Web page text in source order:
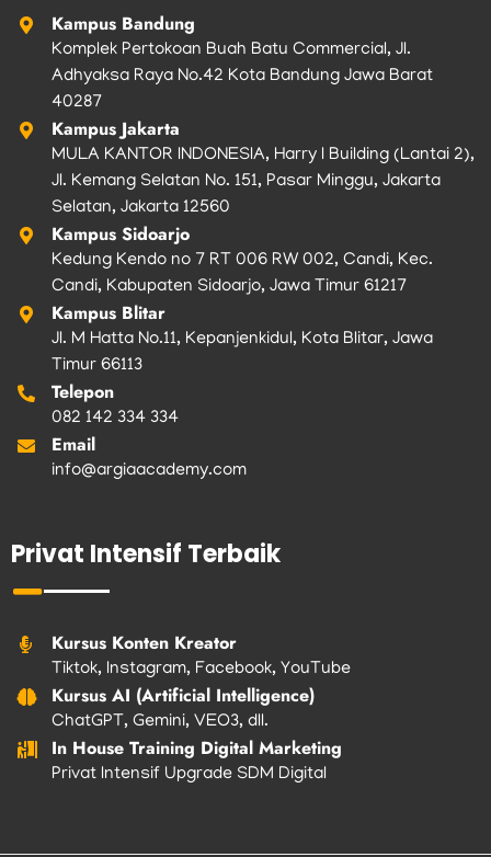
Kampus Bandung
Komplek Pertokoan Buah Batu Commercial, Jl.
Adhyaksa Raya No.42 Kota Bandung Jawa Barat
40287
Kampus Jakarta
MULA KANTOR INDONESIA, Harry I Building (Lantai 2),
Jl. Kemang Selatan No. 151, Pasar Minggu, Jakarta
Selatan, Jakarta 12560
Kampus Sidoarjo
Kedung Kendo no 7 RT 006 RW 002, Candi, Kec.
Candi, Kabupaten Sidoarjo, Jawa Timur 61217
Kampus Blitar
Jl. M Hatta No.11, Kepanjenkidul, Kota Blitar, Jawa
Timur 66113
Telepon
082 142 334 334
Email
info@argiaacademy.com
Privat Intensif Terbaik
Kursus Konten Kreator
Tiktok, Instagram, Facebook, YouTube
Kursus AI (Artificial Intelligence)
ChatGPT, Gemini, VEO3, dll.
In House Training Digital Marketing
Privat Intensif Upgrade SDM Digital